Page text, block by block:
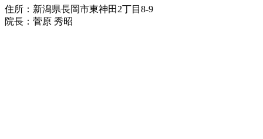
住所：新潟県長岡市東神田2丁目8-9
院長：菅原 秀昭